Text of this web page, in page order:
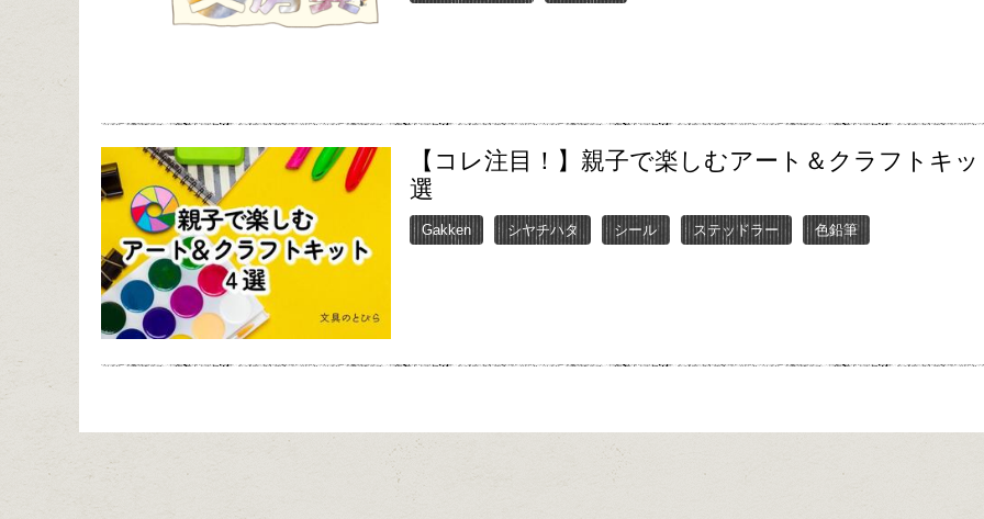
【コレ注目！】親子で楽しむアート＆クラフトキ
選
Gakken シヤチハタ シール ステッドラー 色鉛筆